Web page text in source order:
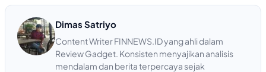
Dimas Satriyo
Content Writer FINNEWS.ID yang ahli dalam
Review Gadget. Konsisten menyajikan analisis
mendalam dan berita terpercaya sejak